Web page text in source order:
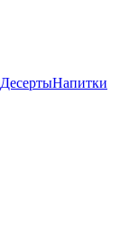
ДесертыНапитки